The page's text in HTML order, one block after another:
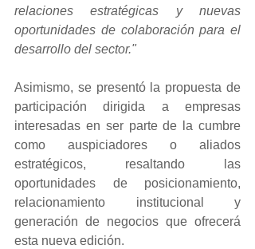
relaciones estratégicas y nuevas
oportunidades de colaboración para el
desarrollo del sector."
Asimismo, se presentó la propuesta de
participación dirigida a empresas
interesadas en ser parte de la cumbre
como auspiciadores o aliados
estratégicos, resaltando las
oportunidades de posicionamiento,
relacionamiento institucional y
generación de negocios que ofrecerá
esta nueva edición.